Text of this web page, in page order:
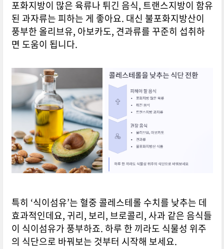
포화지방이 많은 육류나 튀긴 음식, 트랜스지방이 함유
된 과자류는 피하는 게 좋아요. 대신 불포화지방산이
풍부한 올리브유, 아보카도, 견과류를 꾸준히 섭취하
면 도움이 됩니다.
특히 ‘식이섬유’는 혈중 콜레스테롤 수치를 낮추는 데
효과적인데요, 귀리, 보리, 브로콜리, 사과 같은 음식들
이 식이섬유가 풍부하죠. 하루 한 끼라도 식물성 위주
의 식단으로 바꿔보는 것부터 시작해 보세요.